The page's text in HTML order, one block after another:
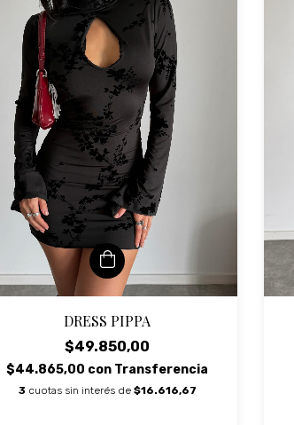
DRESS PIPPA
$49.850,00
$44.865,00 con Transferencia
3 cuotas sin interés de $16.616,67